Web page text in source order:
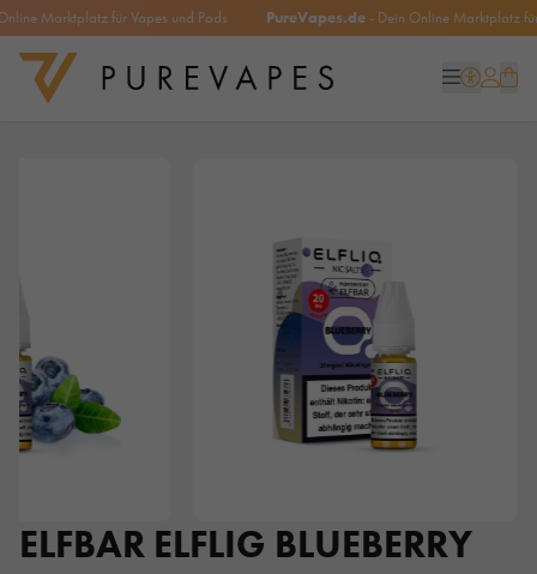
Marktplatz für Vapes und Pods PureVapes.de- Dein Online Marktplatz für
ELFBAR ELFLIG BLUEBERRY